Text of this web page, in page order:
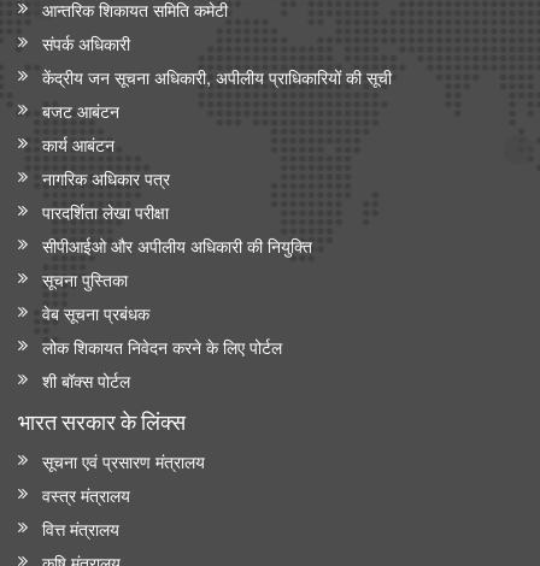
आन्‍तरिक शिकायत समिति कमेटी
संपर्क अधिकारी
केंद्रीय जन सूचना अधिकारी, अपीलीय प्राधिकारियों की सूची
बजट आबंटन
कार्य आबंटन
नागरिक अधिकार पत्र
पारदर्शिता लेखा परीक्षा
सीपीआईओ और अपी‍लीय अधिकारी की नियुक्ति
सूचना पुस्तिका
वेब सूचना प्रबंधक
लोक शिकायत निवेदन करने के लिए पोर्टल
शी बॉक्स पोर्टल
भारत सरकार के लिंक्‍स
सूचना एवं प्रसारण मंत्रालय
वस्त्र मंत्रालय
वित्त मंत्रालय